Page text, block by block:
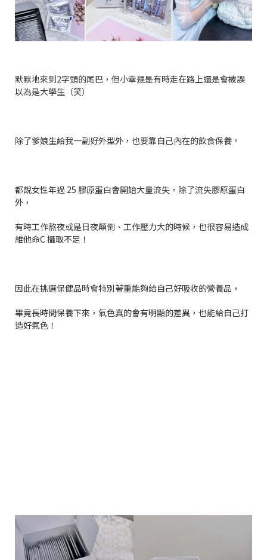
默默地來到2字頭的尾巴，但小幸運是有時走在路上還是會被誤
以為是大學生（笑）
除了爹娘生給我一副好外型外，也要靠自己內在的飲食保養。
都說女性年過 25 膠原蛋白會開始大量流失，除了流失膠原蛋白
外，
有時工作熬夜或是日夜顛倒、工作壓力大的時候，也很容易造成
維他命C攝取不足！
因此在挑選保健品時會特別著重能夠給自己好吸收的營養品，
畢竟長時間保養下來，氣色真的會有明顯的差異，也能給自己打
造好氣色！